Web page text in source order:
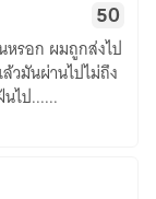
50
หรอก ผมถูกส่งไป
วมันผ่านไปไม่ถึง
ไป......